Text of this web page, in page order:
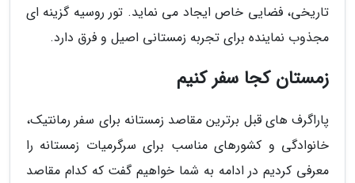
تاریخی، فضایی خاص ایجاد می نماید. تور روسیه گزینه ای
مجذوب نماینده برای تجربه زمستانی اصیل و فرق دارد.
زمستان کجا سفر کنیم
پاراگرف های قبل برترین مقاصد زمستانه برای سفر رمانتیک،
خانوادگی و کشورهای مناسب برای سرگرمیات زمستانه را
معرفی کردیم در ادامه به شما خواهیم گفت که کدام مقاصد